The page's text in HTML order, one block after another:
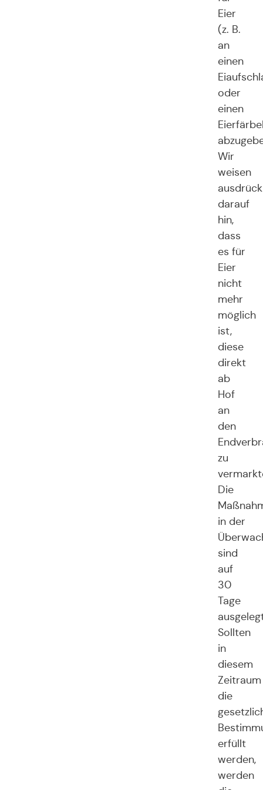
Eier
(z. B.
an
einen
oder
einen
Wir
weisen
darauf
hin,
dass
es für
Eier
nicht
mehr
möglich
ist,
diese
direkt
ab
Hof
an
den
zu
Die
in der
sind
auf
30
Tage
Sollten
in
diesem
Zeitraum
die
erfüllt
werden,
werden